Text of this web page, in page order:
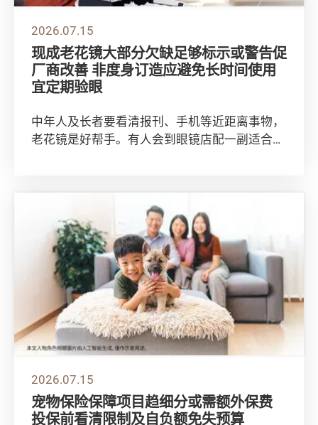
2026.07.15
现成老花镜大部分欠缺足够标示或警告促
厂商改善 非度身订造应避免长时间使用
宜定期验眼
中年人及长者要看清报刊、手机等近距离事物，
老花镜是好帮手。有人会到眼镜店配一副适合自
2026.07.15
宠物保险保障项目趋细分或需额外保费
投保前看清限制及自负额免失预算